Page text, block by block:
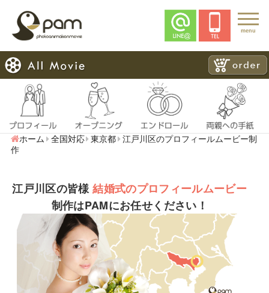
menu
ホーム 全国対応 東京都
江戸川区のプロフィールムービー制
作
江戸川区の皆様結婚式のプロフィールムービー
制作はPAMにお任せください！